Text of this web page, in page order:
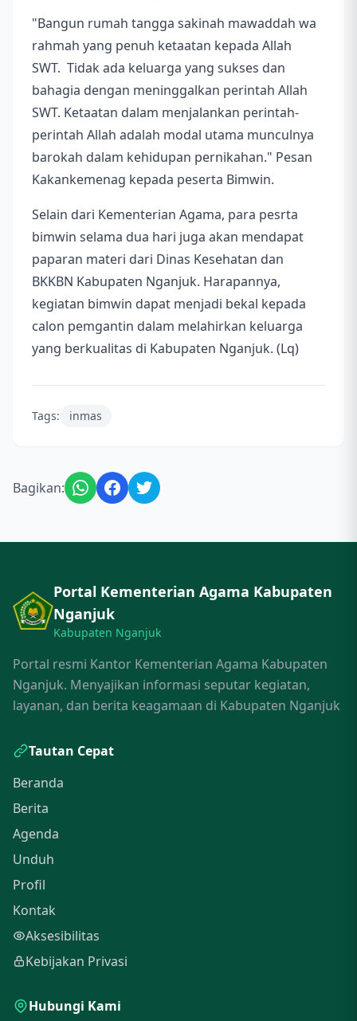
"Bangun rumah tangga sakinah mawaddah wa
rahmah yang penuh ketaatan kepada Allah
SWT. Tidak ada keluarga yang sukses dan
bahagia dengan meninggalkan perintah Allah
SWT. Ketaatan dalam menjalankan perintah-
perintah Allah adalah modal utama munculnya
barokah dalam kehidupan pernikahan." Pesan
Kakankemenag kepada peserta Bimwin.
Selain dari Kementerian Agama, para pesrta
bimwin selama dua hari juga akan mendapat
paparan materi dari Dinas Kesehatan dan
BKKBN Kabupaten Nganjuk. Harapannya,
kegiatan bimwin dapat menjadi bekal kepada
calon pemgantin dalam melahirkan keluarga
yang berkualitas di Kabupaten Nganjuk. (Lq)
Tags: inmas
Bagikan:
Portal Kementerian Agama Kabupaten
Nganjuk
Kabupaten Nganjuk
Portal resmi Kantor Kementerian Agama Kabupaten
Nganjuk. Menyajikan informasi seputar kegiatan,
layanan, dan berita keagamaan di Kabupaten Nganjuk
Tautan Cepat
Beranda
Berita
Agenda
Unduh
Profil
Kontak
Aksesibilitas
Kebijakan Privasi
Hubungi Kami